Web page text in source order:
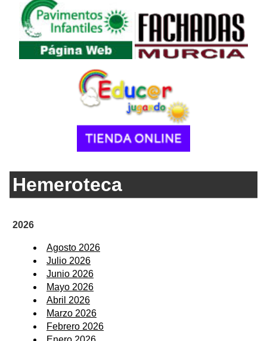
Hemeroteca
2026
Agosto 2026
Julio 2026
Junio 2026
Mayo 2026
Abril 2026
Marzo 2026
Febrero 2026